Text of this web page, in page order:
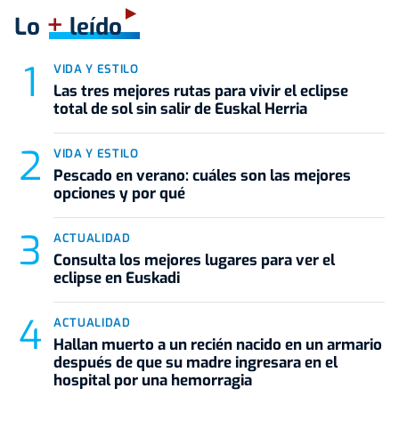
Lo +leído
VIDA Y ESTILO
Las tres mejores rutas para vivir el eclipse
total de sol sin salir de Euskal Herria
VIDA Y ESTILO
Pescado en verano: cuáles son las mejores
opciones y por qué
ACTUALIDAD
Consulta los mejores lugares para ver el
eclipse en Euskadi
ACTUALIDAD
Hallan muerto a un recién nacido en un armario
después de que su madre ingresara en el
hospital por una hemorragia